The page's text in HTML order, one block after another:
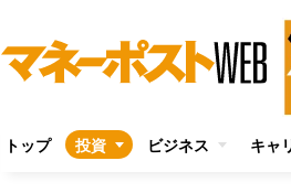
トップ 投資 ビジネス キャ